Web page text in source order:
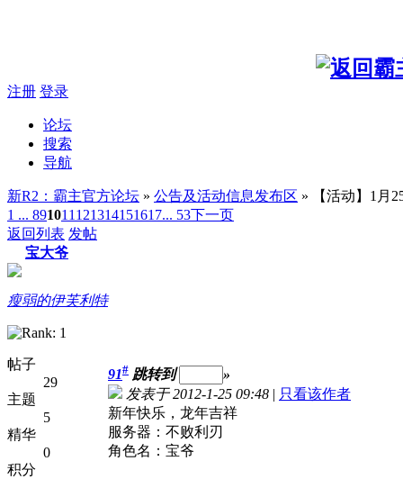
注册 登录
论坛
搜索
导航
新R2：霸主官方论坛 » 公告及活动信息发布区 » 【活动】1月
1 ... 891011 121314151617... 53下一页
返回列表 发帖
宝大爷
瘦弱的伊芙利特
帖子
29
主题
5
精华
0
积分
91# 跳转到
»
发表于 2012-1-25 09:48 | 只看该作者
新年快乐，龙年吉祥
服务器：不败利刃
角色名：宝爷